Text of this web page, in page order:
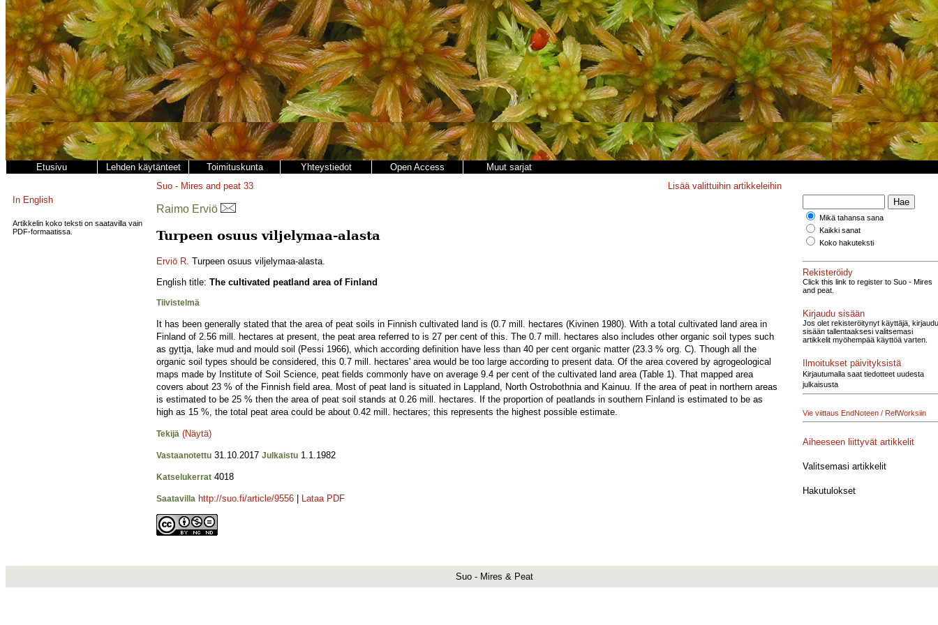
Etusivu Lehden käytänteet Toimituskunta Yhteystiedot Open Access Muut sarjat
In English
Artikkelin koko teksti on saatavilla vain
PDF-formaatissa.
Suo - Mires and peat 33 Lisää valittuihin artikkeleihin
Raimo Erviö
Turpeen osuus viljelymaa-alasta
Erviö R. Turpeen osuus viljelymaa-alasta.
English title: The cultivated peatland area of Finland
Tiivistelmä
It has been generally stated that the area of peat soils in Finnish cultivated land is (0.7 mill. hectares (Kivinen 1980). With a total cultivated land area in
Finland of 2.56 mill. hectares at present, the peat area referred to is 27 per cent of this. The 0.7 mill. hectares also includes other organic soil types such
as gyttja, lake mud and mould soil (Pessi 1966), which according definition have less than 40 per cent organic matter (23.3 % org. C). Though all the
organic soil types should be considered, this 0.7 mill. hectares' area would be too large according to present data. Of the area covered by agrogeological
maps made by Institute of Soil Science, peat fields commonly have on average 9.4 per cent of the cultivated land area (Table 1). That mapped area
covers about 23 % of the Finnish field area. Most of peat land is situated in Lappland, North Ostrobothnia and Kainuu. If the area of peat in northern areas
is estimated to be 25 % then the area of peat soil stands at 0.26 mill. hectares. If the proportion of peatlands in southern Finland is estimated to be as
high as 15 %, the total peat area could be about 0.42 mill. hectares; this represents the highest possible estimate.
Tekijä (Näytä)
Vastaanotettu 31.10.2017 Julkaistu 1.1.1982
Katselukerrat 4018
Saatavilla http://suo.fi/article/9556 Lataa PDF
Mikä tahansa sana
Kaikki sanat
Koko hakuteksti
Rekisteröidy
Click this link to register to Suo - Mires
and peat.
Kirjaudu sisään
Jos olet rekisteröitynyt käyttäjä, kirjaudu
sisään tallentaaksesi valitsemasi
artikkelit myöhempää käyttöä varten.
Ilmoitukset päivityksistä
Kirjautumalla saat tiedotteet uudesta
julkaisusta
Vie viittaus EndNoteen / RefWorksiin
Aiheeseen liittyvät artikkelit
Valitsemasi artikkelit
Hakutulokset
Suo - Mires & Peat